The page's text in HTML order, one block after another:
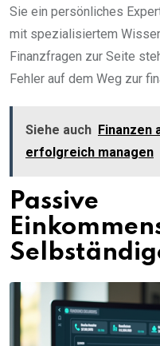
Sie ein persönliches
mit spezialisiertem
Finanzfragen zur Seite
Fehler auf dem Weg zur
Siehe auch Finanzen
erfolgreich managen
Passive